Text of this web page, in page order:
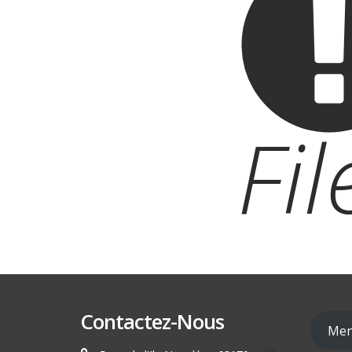
Contactez-Nous